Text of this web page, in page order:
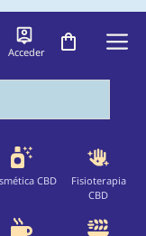
Acceder
CBD
Fisioterapia
CBD